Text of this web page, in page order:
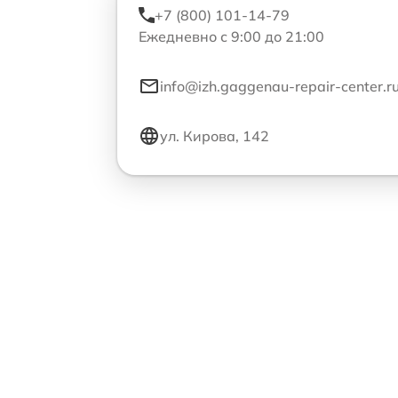
+7 (800) 101-14-79
Ежедневно с 9:00 до 21:00
info@izh.gaggenau-repair-
ул. Кирова, 142